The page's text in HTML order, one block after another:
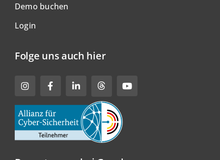
Demo buchen
Login
Folge uns auch hier